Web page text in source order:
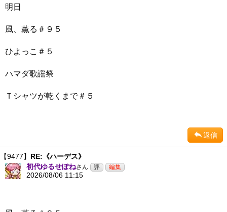
明日
風、薫る＃９５
ひよっこ＃５
ハマダ歌謡祭
Ｔシャツが乾くまで＃５
返信
【9477】 RE:《ハーデス》
初代ゆるせぽねさん
2026/08/06 11:15